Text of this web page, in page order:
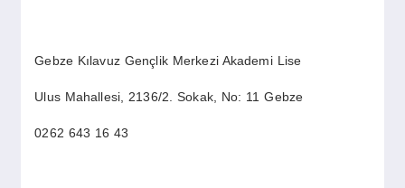
Gebze Kılavuz Gençlik Merkezi Akademi Lise
Ulus Mahallesi, 2136/2. Sokak, No: 11 Gebze
0262 643 16 43